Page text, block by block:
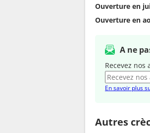
Ouverture en
Ouverture en
A ne
Recevez
En savoir plus
Autres